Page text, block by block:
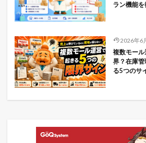
ラン機能
2026年6
複数モー
界？在庫
る5つのサ